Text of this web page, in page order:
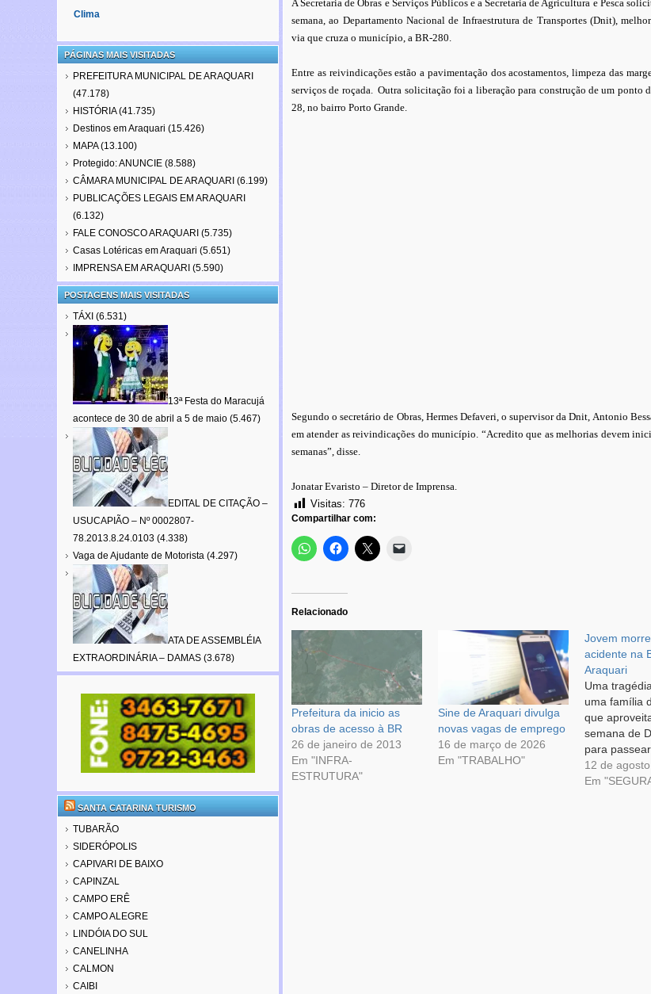
Clima
PÁGINAS MAIS VISITADAS
PREFEITURA MUNICIPAL DE ARAQUARI
(47.178)
HISTÓRIA (41.735)
Destinos em Araquari (15.426)
MAPA (13.100)
Protegido: ANUNCIE (8.588)
CÂMARA MUNICIPAL DE ARAQUARI (6.199)
PUBLICAÇÕES LEGAIS EM ARAQUARI
(6.132)
FALE CONOSCO ARAQUARI (5.735)
Casas Lotéricas em Araquari (5.651)
IMPRENSA EM ARAQUARI (5.590)
POSTAGENS MAIS VISITADAS
TÁXI (6.531)
13ª Festa do Maracujá
acontece de 30 de abril a 5 de maio (5.467)
EDITAL DE CITAÇÃO –
USUCAPIÃO – Nº 0002807-
78.2013.8.24.0103 (4.338)
Vaga de Ajudante de Motorista (4.297)
ATA DE ASSEMBLÉIA
EXTRAORDINÁRIA – DAMAS (3.678)
SANTA CATARINA TURISMO
TUBARÃO
SIDERÓPOLIS
CAPIVARI DE BAIXO
CAPINZAL
CAMPO ERÊ
CAMPO ALEGRE
LINDÓIA DO SUL
CANELINHA
CALMON
CAIBI
A Secretaria de Obras e Serviços Públicos e a Secretaria de Agricultura e Pesca
semana, ao Departamento Nacional de Infraestrutura de Transportes (Dnit),
via que cruza o município, a BR-280.
Entre as reivindicações estão a pavimentação dos acostamentos, limpeza das
serviços de roçada. Outra solicitação foi a liberação para construção de um ponto
28, no bairro Porto Grande.
Segundo o secretário de Obras, Hermes Defaveri, o supervisor da Dnit, Antonio
em atender as reivindicações do município. “Acredito que as melhorias devem
semanas”, disse.
Jonatar Evaristo – Diretor de Imprensa.
Visitas: 776
Compartilhar com:
Relacionado
Prefeitura da inicio as
obras de acesso à BR
26 de janeiro de 2013
Em "INFRA-
ESTRUTURA"
Sine de Araquari divulga
novas vagas de emprego
16 de março de 2026
Em "TRABALHO"
Jovem
acidente na
Araquari
Uma
uma família
que
semana de
para
de Santa
Enquanto
12 de
Em